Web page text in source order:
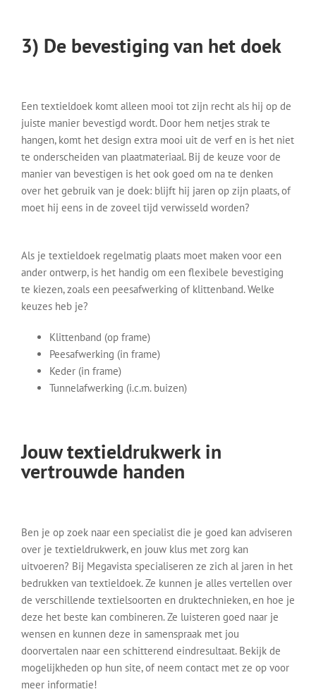
3) De bevestiging van het doek
Een textieldoek komt alleen mooi tot zijn recht als hij op de
juiste manier bevestigd wordt. Door hem netjes strak te
hangen, komt het design extra mooi uit de verf en is het niet
te onderscheiden van plaatmateriaal. Bij de keuze voor de
manier van bevestigen is het ook goed om na te denken
over het gebruik van je doek: blijft hij jaren op zijn plaats, of
moet hij eens in de zoveel tijd verwisseld worden?
Als je textieldoek regelmatig plaats moet maken voor een
ander ontwerp, is het handig om een flexibele bevestiging
te kiezen, zoals een peesafwerking of klittenband. Welke
keuzes heb je?
Klittenband (op frame)
Peesafwerking (in frame)
Keder (in frame)
Tunnelafwerking (i.c.m. buizen)
Jouw textieldrukwerk in
vertrouwde handen
Ben je op zoek naar een specialist die je goed kan adviseren
over je textieldrukwerk, en jouw klus met zorg kan
uitvoeren? Bij Megavista specialiseren ze zich al jaren in het
bedrukken van textieldoek. Ze kunnen je alles vertellen over
de verschillende textielsoorten en druktechnieken, en hoe je
deze het beste kan combineren. Ze luisteren goed naar je
wensen en kunnen deze in samenspraak met jou
doorvertalen naar een schitterend eindresultaat. Bekijk de
mogelijkheden op hun site, of neem contact met ze op voor
meer informatie!